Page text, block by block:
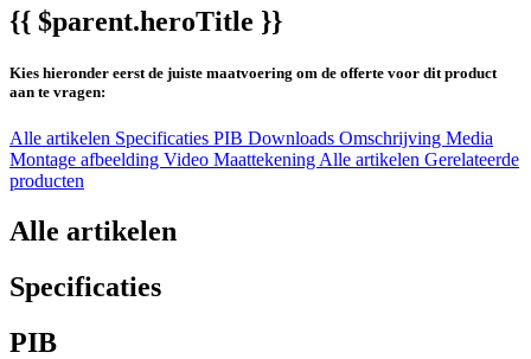
{{ $parent.heroTitle }}
Kies hieronder eerst de juiste maatvoering om de offerte voor dit product
aan te vragen:
Alle artikelen Specificaties PIB Downloads Omschrijving Media
Montage afbeelding Video Maattekening Alle artikelen Gerelateerde
producten
Alle artikelen
Specificaties
PIB